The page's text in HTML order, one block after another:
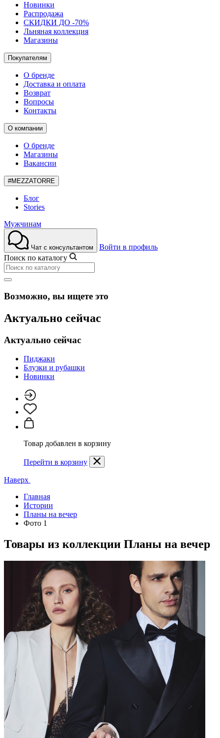
Новинки
Распродажа
СКИДКИ ДО -70%
Льняная коллекция
Магазины
Покупателям
О бренде
Доставка и оплата
Возврат
Вопросы
Контакты
О компании
О бренде
Магазины
Вакансии
#MEZZATORRE
Блог
Stories
Мужчинам
Чат с консультантом
Войти в профиль
Поиск по каталогу
Возможно, вы ищете это
Актуально сейчас
Актуально сейчас
Пиджаки
Блузки и рубашки
Новинки
Товар добавлен в корзину
Перейти в корзину
Наверх
Главная
Истории
Планы на вечер
Фото 1
Товары из коллекции Планы на вечер